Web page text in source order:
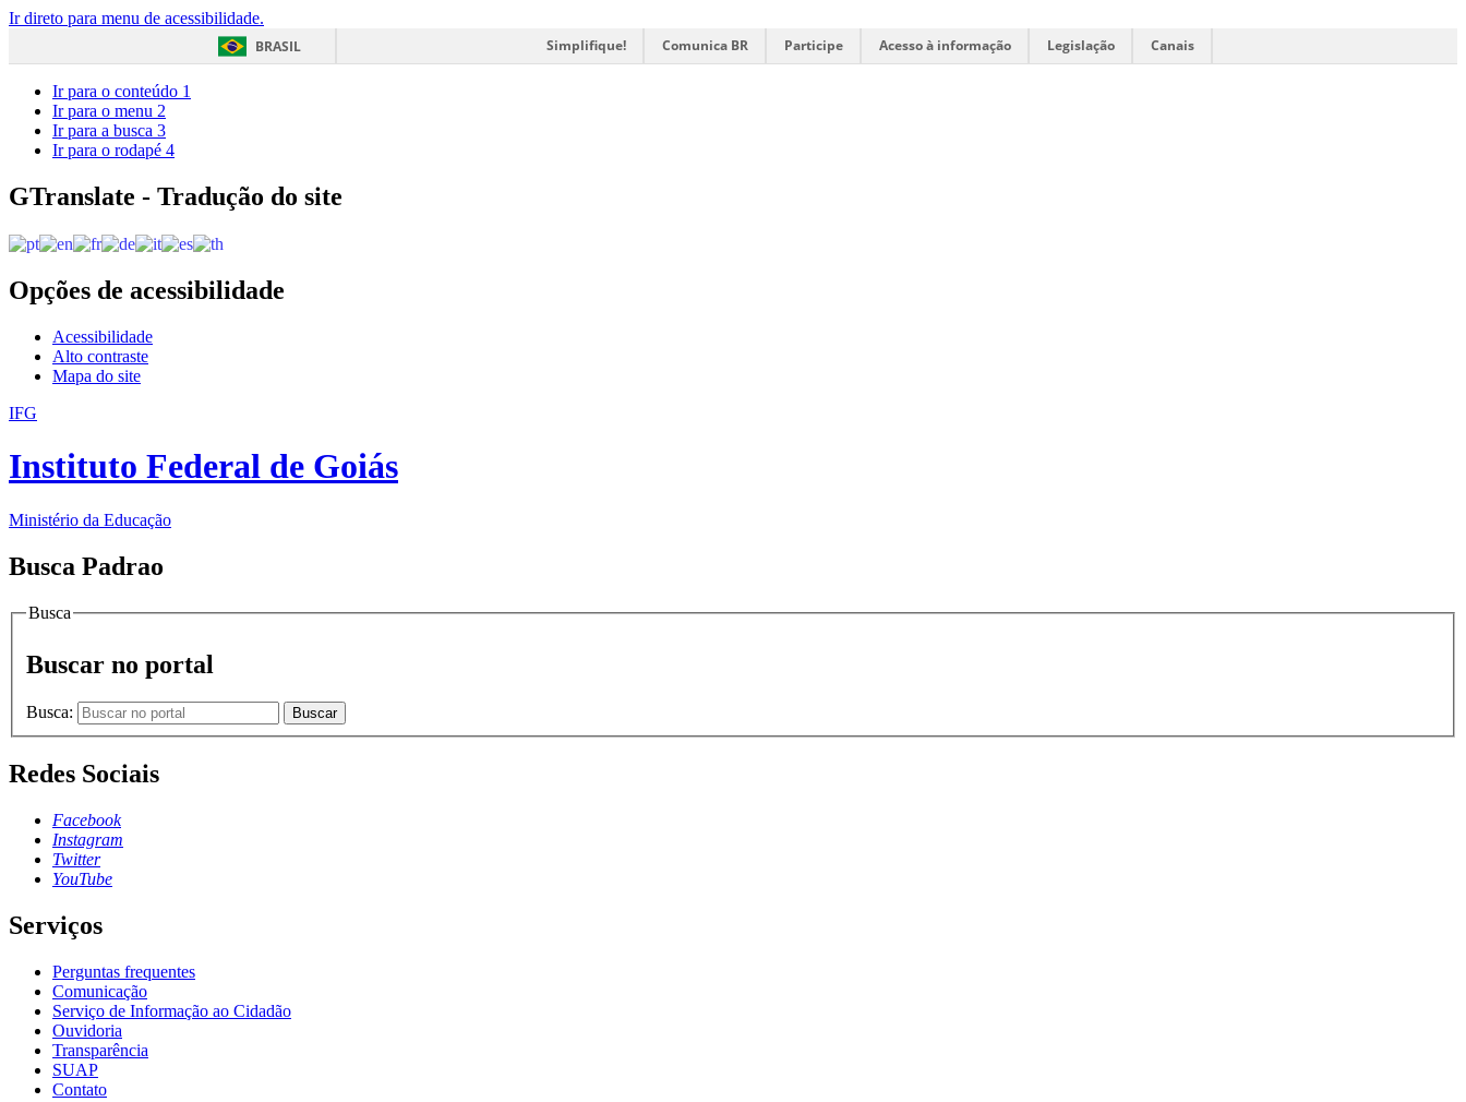
Ir direto para menu de acessibilidade.
BRASIL
Simplifique! Comunica BR Participe Acesso à informação Legislação Canais
Ir para o conteúdo 1
Ir para o menu 2
Ir para a busca 3
Ir para o rodapé 4
GTranslate - Tradução do site
Opções de acessibilidade
Acessibilidade
Alto contraste
Mapa do site
IFG
Instituto Federal de Goiás
Ministério da Educação
Busca Padrao
Busca
Buscar no portal
Busca: Buscar
Redes Sociais
Facebook
Instagram
Twitter
YouTube
Serviços
Perguntas frequentes
Comunicação
Serviço de Informação ao Cidadão
Ouvidoria
Transparência
SUAP
Contato